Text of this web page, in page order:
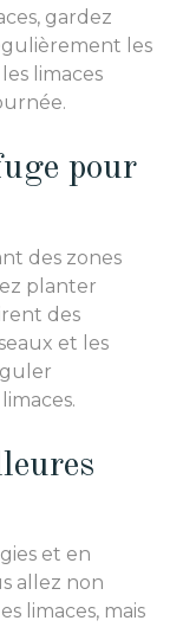
gardez
les
limaces
pour
des zones
planter
des
et les
et en
allez non
limaces, mais